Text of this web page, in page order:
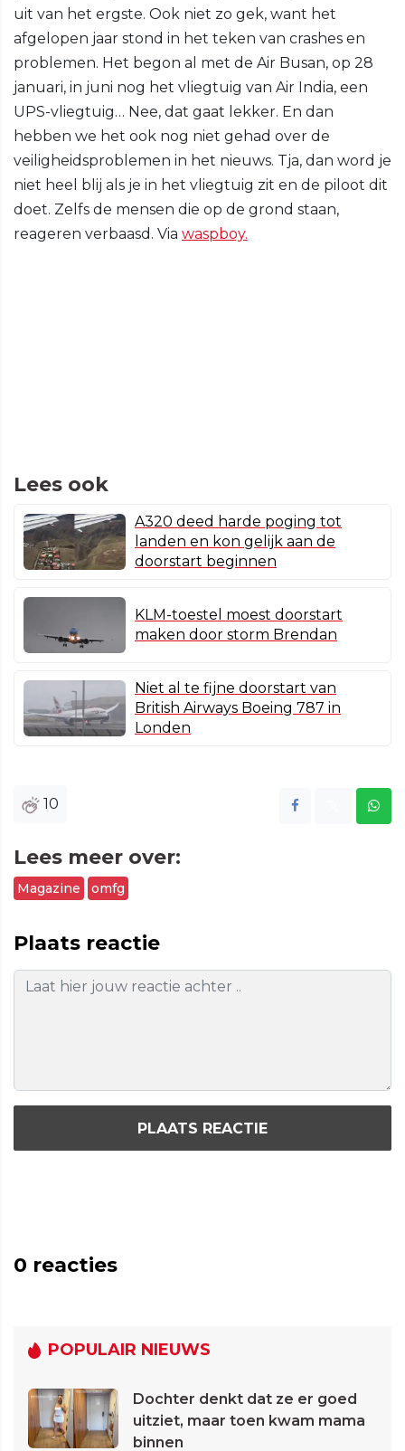
uit van het ergste. Ook niet zo gek, want het
afgelopen jaar stond in het teken van crashes en
problemen. Het begon al met de Air Busan, op 28
januari, in juni nog het vliegtuig van Air India, een
UPS-vliegtuig… Nee, dat gaat lekker. En dan
hebben we het ook nog niet gehad over de
veiligheidsproblemen in het nieuws. Tja, dan word je
niet heel blij als je in het vliegtuig zit en de piloot dit
doet. Zelfs de mensen die op de grond staan,
reageren verbaasd. Via waspboy.
Lees ook
A320 deed harde poging tot
landen en kon gelijk aan de
doorstart beginnen
KLM-toestel moest doorstart
maken door storm Brendan
Niet al te fijne doorstart van
British Airways Boeing 787 in
Londen
10
Lees meer over:
Magazine omfg
Plaats reactie
PLAATS REACTIE
0 reacties
POPULAIR NIEUWS
Dochter denkt dat ze er goed
uitziet, maar toen kwam mama
binnen